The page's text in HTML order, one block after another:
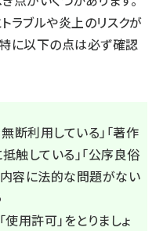
ラブルや炎上のリスクが
特に以下の点は必ず確認
断利用している」「著作
している」「公序良俗
内容に法的な問題がない
用許可」をとりましょ